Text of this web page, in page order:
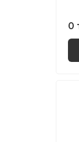
0